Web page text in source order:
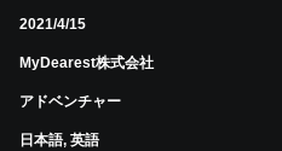
2021/4/15
MyDearest株式会社
アドベンチャー
日本語, 英語